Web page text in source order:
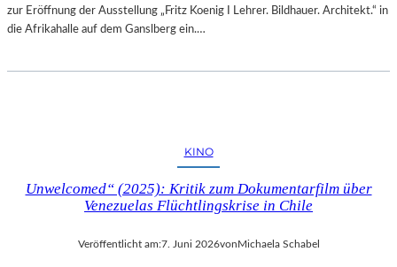
zur Eröffnung der Ausstellung „Fritz Koenig Ι Lehrer. Bildhauer. Architekt.“ in
die Afrikahalle auf dem Ganslberg ein.…
KINO
Unwelcomed“ (2025): Kritik zum Dokumentarfilm über
Venezuelas Flüchtlingskrise in Chile
Veröffentlicht am:7. Juni 2026von Michaela Schabel